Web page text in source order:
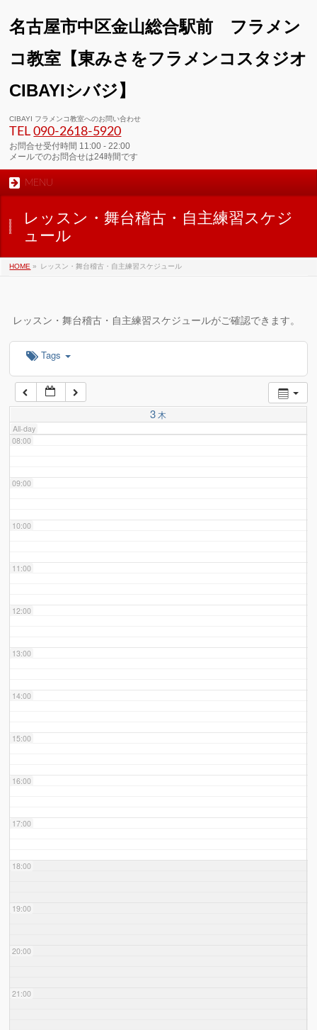
名古屋市中区金山総合駅前 フラメン
コ教室【東みさをフラメンコスタジオ
CIBAYIシバジ】
CIBAYI フラメンコ教室へのお問い合わせ
TEL090-2618‐5920
お問合せ受付時間 11:00 - 22:00
メールでのお問合せは24時間です
MENU
レッスン・舞台稽古・自主練習スケジ
ュール
HOME » レッスン・舞台稽古・自主練習スケジュール
レッスン・舞台稽古・自主練習スケジュールがご確認できます。
Tags
3 木
All-day
01:00
02:00
03:00
04:00
06:00
07:00
08:00
09:00
10:00
11:00
12:00
13:00
14:00
15:00
16:00
17:00
18:00
19:00
20:00
21:00